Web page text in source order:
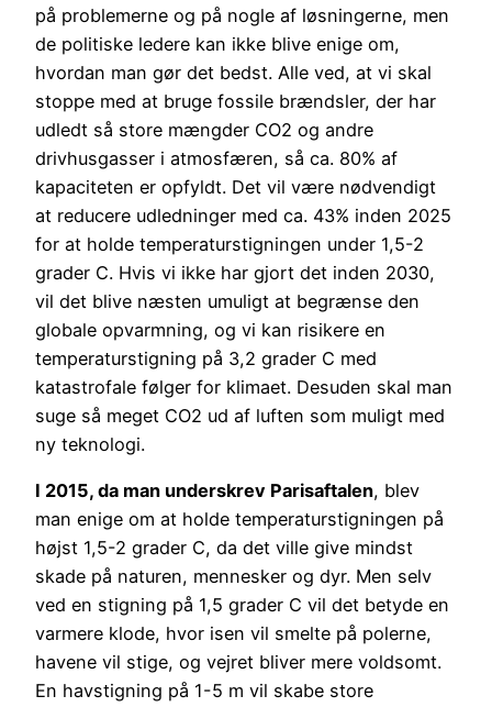
på problemerne og på nogle af løsningerne, men
de politiske ledere kan ikke blive enige om,
hvordan man gør det bedst. Alle ved, at vi skal
stoppe med at bruge fossile brændsler, der har
udledt så store mængder CO2 og andre
drivhusgasser i atmosfæren, så ca. 80% af
kapaciteten er opfyldt. Det vil være nødvendigt
at reducere udledninger med ca. 43% inden 2025
for at holde temperaturstigningen under 1,5-2
grader C. Hvis vi ikke har gjort det inden 2030,
vil det blive næsten umuligt at begrænse den
globale opvarmning, og vi kan risikere en
temperaturstigning på 3,2 grader C med
katastrofale følger for klimaet. Desuden skal man
suge så meget CO2 ud af luften som muligt med
ny teknologi.
I 2015, da man underskrev Parisaftalen, blev
man enige om at holde temperaturstigningen på
højst 1,5-2 grader C, da det ville give mindst
skade på naturen, mennesker og dyr. Men selv
ved en stigning på 1,5 grader C vil det betyde en
varmere klode, hvor isen vil smelte på polerne,
havene vil stige, og vejret bliver mere voldsomt.
En havstigning på 1-5 m vil skabe store